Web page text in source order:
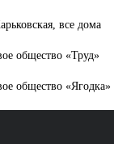
все дома
общество «Труд»
общество «Ягодка»